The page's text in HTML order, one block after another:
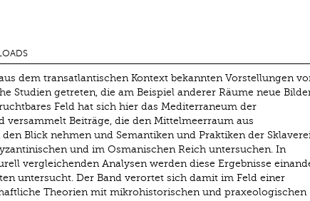
dem transatlantischen Kontext bekannten Vorstellungen
Studien getreten, die am Beispiel anderer Räume neue
Feld hat sich hier das Mediterraneum der
versammelt Beiträge, die den Mittelmeerraum aus
Blick nehmen und Semantiken und Praktiken der
und im Osmanischen Reich untersuchen. In
vergleichenden Analysen werden diese Ergebnisse
untersucht. Der Band verortet sich damit im Feld einer
Theorien mit mikrohistorischen und praxeologischen